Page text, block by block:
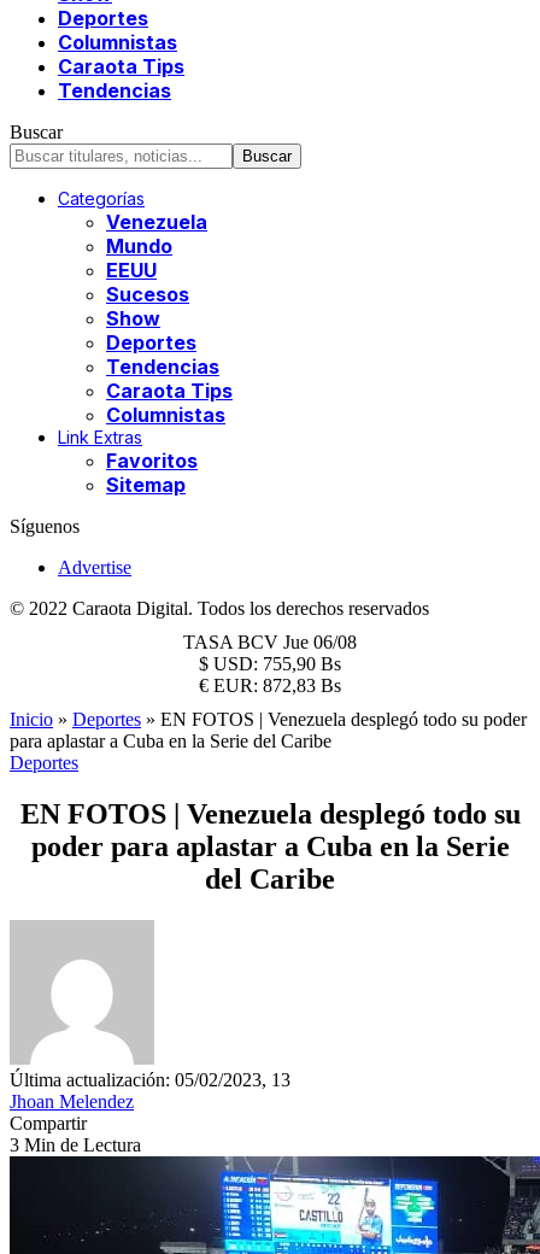
Deportes
Columnistas
Caraota Tips
Tendencias
Buscar
Categorías
Venezuela
Mundo
EEUU
Sucesos
Show
Deportes
Tendencias
Caraota Tips
Columnistas
Link Extras
Favoritos
Sitemap
Síguenos
Advertise
© 2022 Caraota Digital. Todos los derechos reservados
TASA BCV Jue 06/08
$ USD: 755,90 Bs
€ EUR: 872,83 Bs
Inicio » Deportes » EN FOTOS | Venezuela desplegó todo su poder
para aplastar a Cuba en la Serie del Caribe
Deportes
EN FOTOS | Venezuela desplegó todo su
poder para aplastar a Cuba en la Serie
del Caribe
Última actualización: 05/02/2023, 13
Jhoan Melendez
Compartir
3 Min de Lectura